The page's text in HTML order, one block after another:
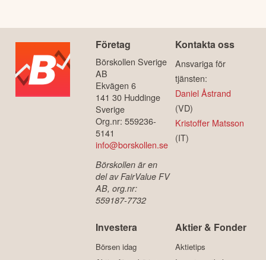
Företag
Börskollen Sverige
AB
Ekvägen 6
141 30 Huddinge
Sverige
Org.nr: 559236-
5141
info@borskollen.se
Börskollen är en
del av FairValue FV
AB, org.nr:
559187-7732
Kontakta oss
Ansvariga för
tjänsten:
Daniel Åstrand
(VD)
Kristoffer Matsson
(IT)
Investera
Börsen idag
Aktier & Fonder
Aktietips